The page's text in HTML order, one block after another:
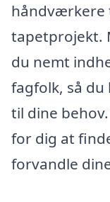
håndværkere
tapetprojekt.
du nemt
fagfolk, så
til dine
for dig at
forvandle